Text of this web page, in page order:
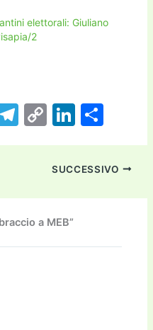
elettorali: Giuliano
2
T
a
m
C
p
y
Li
n
k
Li
k
e
dI
n
di
vi
SUCCESSIVO
a MEB”